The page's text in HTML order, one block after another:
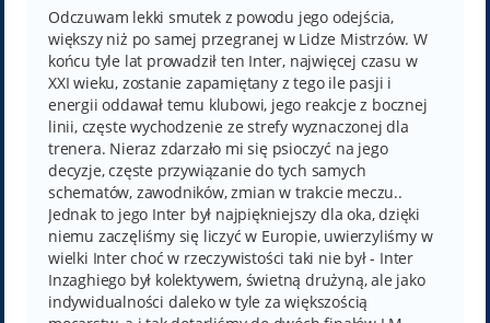
t
Odczuwam lekki smutek z powodu jego odejścia,
większy niż po samej przegranej w Lidze Mistrzów. W
końcu tyle lat prowadził ten Inter, najwięcej czasu w
XXI wieku, zostanie zapamiętany z tego ile pasji i
energii oddawał temu klubowi, jego reakcje z bocznej
linii, częste wychodzenie ze strefy wyznaczonej dla
trenera. Nieraz zdarzało mi się psioczyć na jego
decyzje, częste przywiązanie do tych samych
schematów, zawodników, zmian w trakcie meczu..
Jednak to jego Inter był najpiękniejszy dla oka, dzięki
niemu zaczęliśmy się liczyć w Europie, uwierzyliśmy w
wielki Inter choć w rzeczywistości taki nie był - Inter
Inzaghiego był kolektywem, świetną drużyną, ale jako
indywidualności daleko w tyle za większością